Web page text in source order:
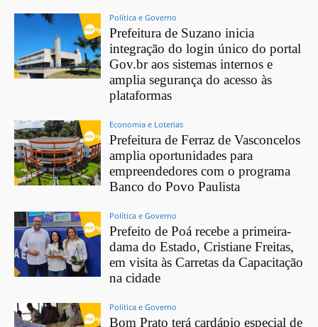
Política e Governo
Prefeitura de Suzano inicia
integração do login único do portal
Gov.br aos sistemas internos e
amplia segurança do acesso às
plataformas
Economia e Loterias
Prefeitura de Ferraz de Vasconcelos
amplia oportunidades para
empreendedores com o programa
Banco do Povo Paulista
Política e Governo
Prefeito de Poá recebe a primeira-
dama do Estado, Cristiane Freitas,
em visita às Carretas da Capacitação
na cidade
Política e Governo
Bom Prato terá cardápio especial de